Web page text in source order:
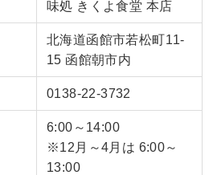
味処 きくよ食堂 本店
北海道函館市若松町11-
15 函館朝市内
0138-22-3732
6:00～14:00
※12月～4月は 6:00～
13:00